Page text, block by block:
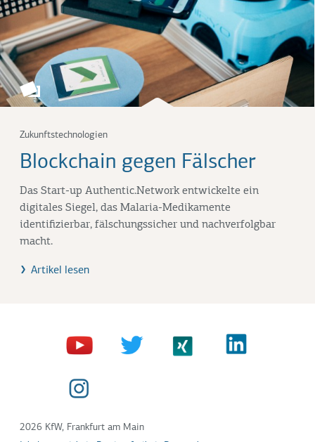
Zukunftstechnologien
Blockchain gegen Fälscher
Das Start-up Authentic.Networkentwickelte ein
digitales Siegel, das Malaria-Medikamente
identifizierbar, fälschungssicher und nachverfolgbar
macht.
Artikel lesen
2026 KfW, Frankfurt am Main